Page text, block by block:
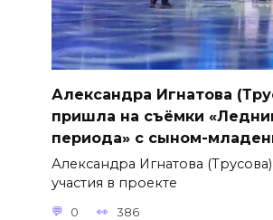
Александра Игнатова
пришла на съёмки
периода» с сыном-
Александра Игнатова
участия в проекте
0 386